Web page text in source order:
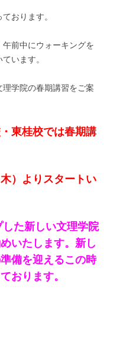
おります。
前中にウォーキングを
います。
学院の春期講習をご案
東桂校では春期講
）よりスタートい
た新しい文理学院
いたします。新し
備を迎えるこの時
おります。